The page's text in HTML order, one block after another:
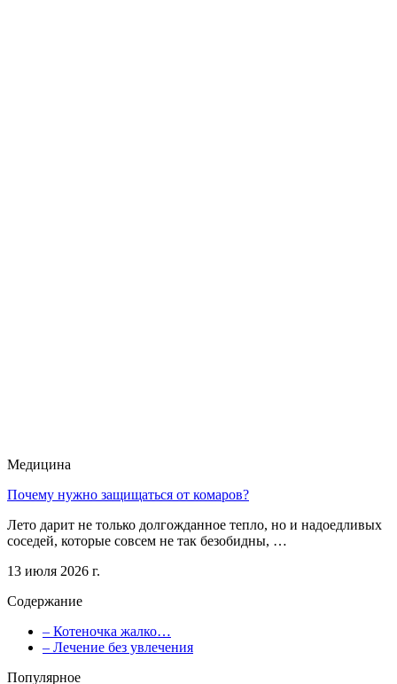
Медицина
Почему нужно защищаться от комаров?
Лето дарит не только долгожданное тепло, но и надоедливых
соседей, которые совсем не так безобидны, …
13 июля 2026 г.
Содержание
– Котеночка жалко…
– Лечение без увлечения
Популярное